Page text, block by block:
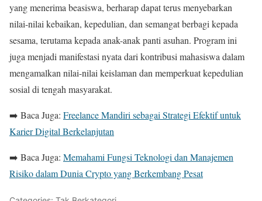
yang menerima beasiswa, berharap dapat terus menyebarkan
nilai-nilai kebaikan, kepedulian, dan semangat berbagi kepada
sesama, terutama kepada anak-anak panti asuhan. Program ini
juga menjadi manifestasi nyata dari kontribusi mahasiswa dalam
mengamalkan nilai-nilai keislaman dan memperkuat kepedulian
sosial di tengah masyarakat.
➡️ Baca Juga: Freelance Mandiri sebagai Strategi Efektif untuk
Karier Digital Berkelanjutan
➡️ Baca Juga: Memahami Fungsi Teknologi dan Manajemen
Risiko dalam Dunia Crypto yang Berkembang Pesat